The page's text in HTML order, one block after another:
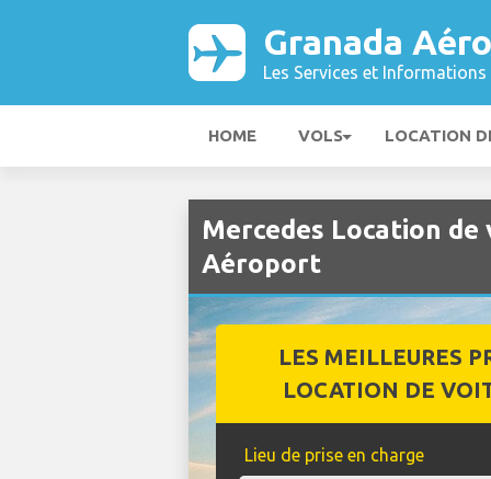
Granada
Les Services et
HOME VOLS LOCATION
Mercedes Location
Aéroport
LES MEILLEURES
LOCATION DE
Lieu de prise en charge